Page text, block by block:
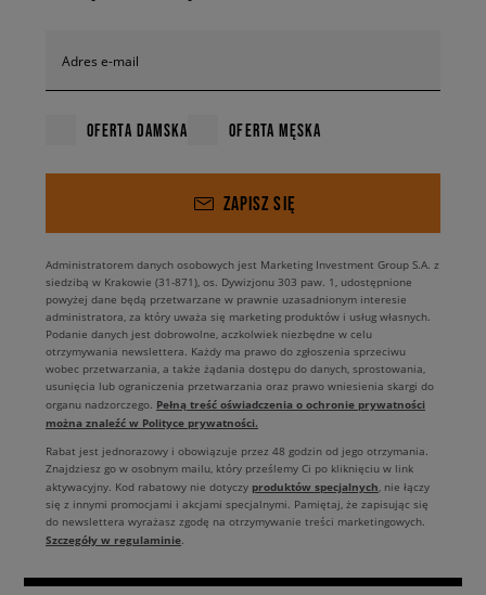
Adres e-mail
OFERTA DAMSKA OFERTA MĘSKA
ZAPISZ SIĘ
Administratorem danych osobowych jest Marketing Investment Group S.A. z
siedzibą w Krakowie (31-871), os. Dywizjonu 303 paw. 1, udostępnione
powyżej dane będą przetwarzane w prawnie uzasadnionym interesie
administratora, za który uważa się marketing produktów i usług własnych.
Podanie danych jest dobrowolne, aczkolwiek niezbędne w celu
otrzymywania newslettera. Każdy ma prawo do zgłoszenia sprzeciwu
wobec przetwarzania, a także żądania dostępu do danych, sprostowania,
usunięcia lub ograniczenia przetwarzania oraz prawo wniesienia skargi do
organu nadzorczego. Pełną treść oświadczenia o ochronie prywatności
można znaleźć w Polityce prywatności.
Rabat jest jednorazowy i obowiązuje przez 48 godzin od jego otrzymania.
Znajdziesz go w osobnym mailu, który prześlemy Ci po kliknięciu w link
aktywacyjny. Kod rabatowy nie dotyczy produktów specjalnych, nie łączy
się z innymi promocjami i akcjami specjalnymi. Pamiętaj, że zapisując się
do newslettera wyrażasz zgodę na otrzymywanie treści marketingowych.
Szczegóły w regulaminie.